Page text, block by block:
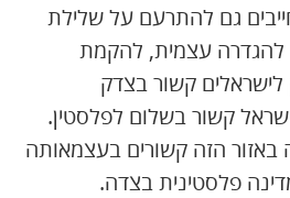
גם להתרעם על שלילת
להגדרה עצמית, להקמת
קשור בצדק
קשור בשלום לפלסטין.
באזור הזה קשורים בעצמאותה
פלסטינית בצדה.